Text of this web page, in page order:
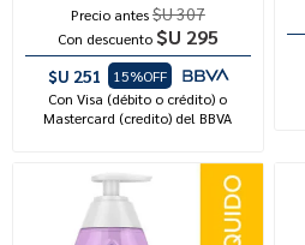
Precio antes$U 307
Con descuento $U 295
$U 251
15%OFF
Con Visa (débito o crédito) o
Mastercard (credito) del BBVA